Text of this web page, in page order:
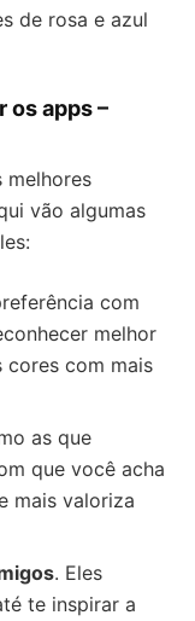
de rosa e azul
os apps –
melhores
vão algumas
com
melhor
com mais
as que
que você acha
mais valoriza
. Eles
te inspirar a